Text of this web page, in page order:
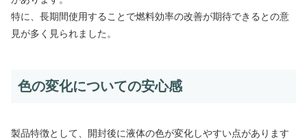
特に、長期間使用することで燃料効率の改善が期待できるとの意
見が多く見られました。
色の変化についての安心感
製品特徴として、開封後に液体の色が変化しやすい点があります